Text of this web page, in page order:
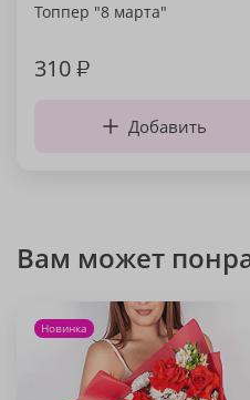
Топпер "8 марта"
310₽
Добавить
Вам может
Новинка